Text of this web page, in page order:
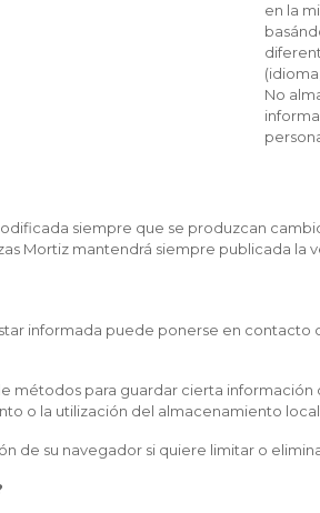
en la
No
siempre que se produzcan
Mortiz mantendrá siempre publicada
informada puede ponerse en contacto
métodos para guardar cierta
o la utilización del almacenamiento
de su navegador si quiere limitar o